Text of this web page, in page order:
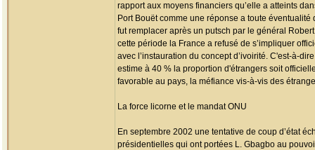
rapport aux moyens financiers qu’elle a atteints
Port Bouët comme une réponse a toute
fut remplacer après un putsch par le général
cette période la France a refusé de s’impliquer
avec l’instauration du concept d’ivoirité. C'est-à-
estime à 40 % la proportion d'étrangers soit
favorable au pays, la méfiance vis-à-vis des
La force licorne et le mandat ONU
En septembre 2002 une tentative de coup d’état
présidentielles qui ont portées L. Gbagbo au